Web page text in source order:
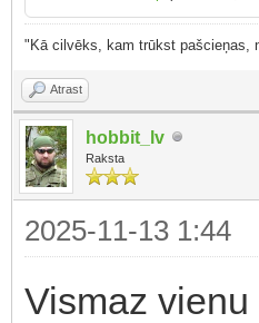
"Kā cilvēks, kam trūkst pašcieņas,
Atrast
hobbit_lv
Raksta
2025-11-13 1:44
Vismaz